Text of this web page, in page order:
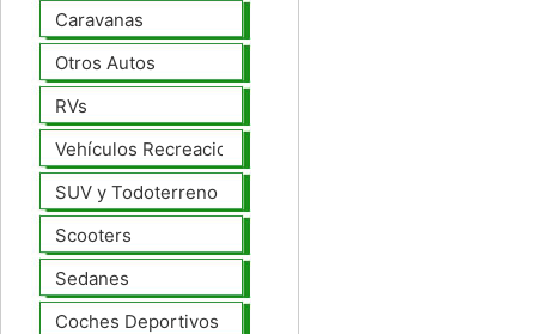
Caravanas
Otros Autos
RVs
Vehículos Recreacionales
SUV y Todoterreno
Scooters
Sedanes
Coches Deportivos